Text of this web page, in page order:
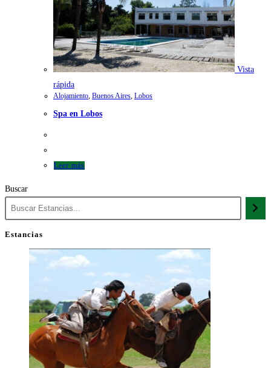
Vista
rápida
Alojamiento Buenos Aires Lobos
Spa en Lobos
Leer más
Buscar
Estancias